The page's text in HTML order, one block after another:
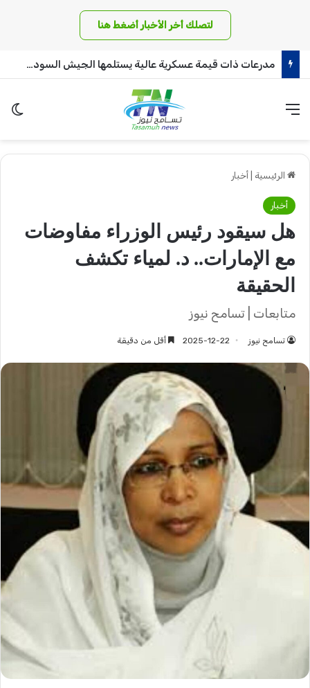
لتصلك أخر الأخبار أضغط هنا
مدرعات ذات قيمة عسكرية عالية يستلمها الجيش السوداني!
القائمة
الرئيسية أخبار
أخبار
هل سيقود رئيس الوزراء مفاوضات
مع الإمارات.. د. لمياء تكشف
الحقيقة
متابعات | تسامح نيوز
تسامح نيوز 2025-12-22 أقل من دقيقة